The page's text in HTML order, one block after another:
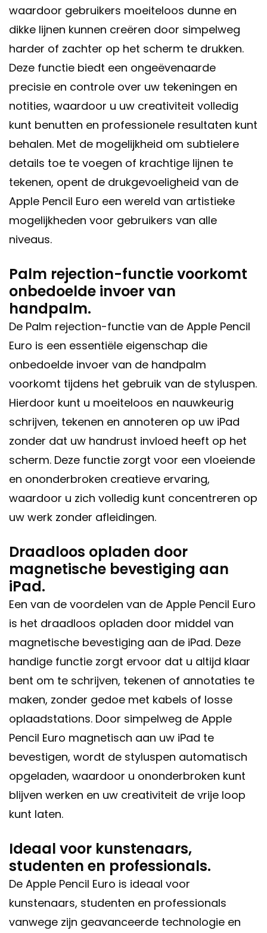
waardoor gebruikers moeiteloos dunne en
dikke lijnen kunnen creëren door simpelweg
harder of zachter op het scherm te drukken.
Deze functie biedt een ongeëvenaarde
precisie en controle over uw tekeningen en
notities, waardoor u uw creativiteit volledig
kunt benutten en professionele resultaten kunt
behalen. Met de mogelijkheid om subtielere
details toe te voegen of krachtige lijnen te
tekenen, opent de drukgevoeligheid van de
Apple Pencil Euro een wereld van artistieke
mogelijkheden voor gebruikers van alle
niveaus.
Palm rejection-functie voorkomt
onbedoelde invoer van
handpalm.
De Palm rejection-functie van de Apple Pencil
Euro is een essentiële eigenschap die
onbedoelde invoer van de handpalm
voorkomt tijdens het gebruik van de styluspen.
Hierdoor kunt u moeiteloos en nauwkeurig
schrijven, tekenen en annoteren op uw iPad
zonder dat uw handrust invloed heeft op het
scherm. Deze functie zorgt voor een vloeiende
en ononderbroken creatieve ervaring,
waardoor u zich volledig kunt concentreren op
uw werk zonder afleidingen.
Draadloos opladen door
magnetische bevestiging aan
iPad.
Een van de voordelen van de Apple Pencil Euro
is het draadloos opladen door middel van
magnetische bevestiging aan de iPad. Deze
handige functie zorgt ervoor dat u altijd klaar
bent om te schrijven, tekenen of annotaties te
maken, zonder gedoe met kabels of losse
oplaadstations. Door simpelweg de Apple
Pencil Euro magnetisch aan uw iPad te
bevestigen, wordt de styluspen automatisch
opgeladen, waardoor u ononderbroken kunt
blijven werken en uw creativiteit de vrije loop
kunt laten.
Ideaal voor kunstenaars,
studenten en professionals.
De Apple Pencil Euro is ideaal voor
kunstenaars, studenten en professionals
vanwege zijn geavanceerde technologie en